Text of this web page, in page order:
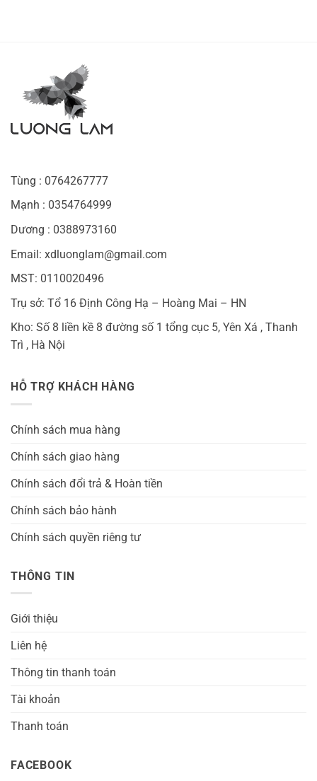
Tùng : 0764267777
Mạnh : 0354764999
Dương : 0388973160
Email: xdluonglam@gmail.com
MST: 0110020496
Trụ sở: Tổ 16 Định Công Hạ – Hoàng Mai – HN
Kho: Số 8 liền kề 8 đường số 1 tổng cục 5, Yên Xá , Thanh
Trì , Hà Nội
HỖ TRỢ KHÁCH HÀNG
Chính sách mua hàng
Chính sách giao hàng
Chính sách đổi trả & Hoàn tiền
Chính sách bảo hành
Chính sách quyền riêng tư
THÔNG TIN
Giới thiệu
Liên hệ
Thông tin thanh toán
Tài khoản
Thanh toán
FACEBOOK